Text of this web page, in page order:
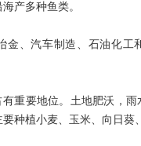
产多种鱼类。
金、汽车制造、石油化
有重要地位。土地肥沃，
种植小麦、玉米、向日葵